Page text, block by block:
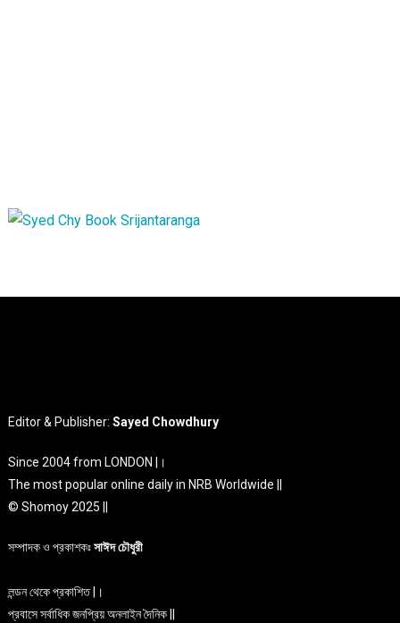
Editor & Publisher:Sayed Chowdhury
Since 2004 from LONDON |।
The most popular online daily in NRB Worldwide ||
© Shomoy 2025 ||
সম্পাদক ও প্রকাশকঃসাঈদ চৌধুরী
লন্ডন থেকে প্রকাশিত |।
প্রবাসে সর্বাধিক জনপ্রিয় অনলাইন দৈনিক ||